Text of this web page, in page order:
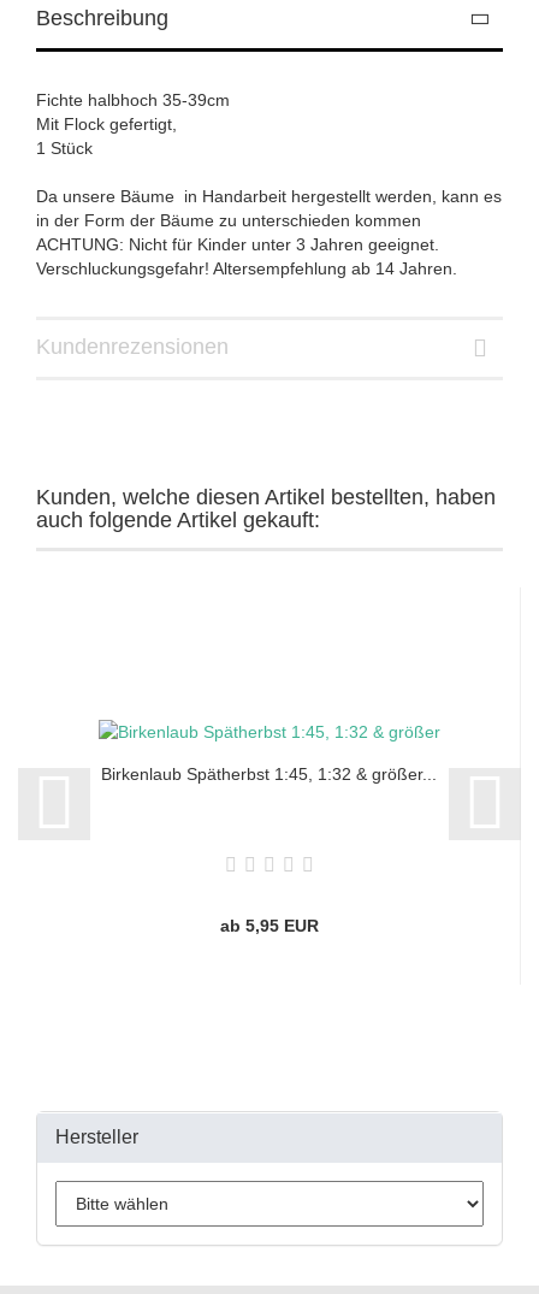
Beschreibung
Fichte halbhoch 35-39cm
​Mit Flock gefertigt,
1 Stück
Da unsere Bäume in Handarbeit hergestellt werden, kann es
in der Form der Bäume zu unterschieden kommen
ACHTUNG: Nicht für Kinder unter 3 Jahren geeignet.
Verschluckungsgefahr! Altersempfehlung ab 14 Jahren.
Kundenrezensionen
Kunden, welche diesen Artikel bestellten, haben
auch folgende Artikel gekauft:
Birkenlaub Spätherbst 1:45, 1:32 & größer...
ab 5,95 EUR
Hersteller